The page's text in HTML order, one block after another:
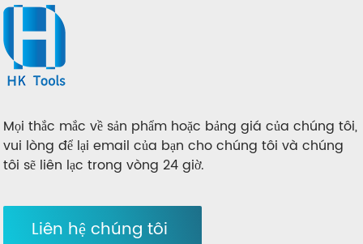
Mọi thắc mắc về sản phẩm hoặc bảng giá của chúng tôi,
vui lòng để lại email của bạn cho chúng tôi và chúng
tôi sẽ liên lạc trong vòng 24 giờ.
Liên hệ chúng tôi